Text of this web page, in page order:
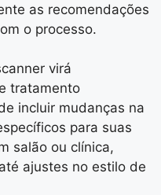
as recomendações
o processo.
virá
tratamento
incluir mudanças na
para suas
salão ou clínica,
ajustes no estilo de